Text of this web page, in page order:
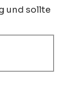
und sollte